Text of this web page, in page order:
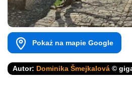
Pokaż na mapie Google
Autor: Dominika Šmejkalová ©